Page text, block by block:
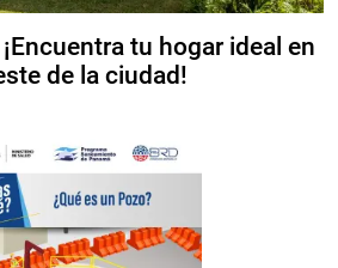
tu hogar ideal en
de la ciudad!